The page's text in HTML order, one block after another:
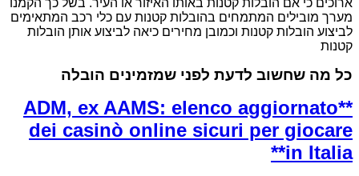
ארוכים כי אם הובלות קטנות באותו האיזור או העיר. בשל כך הקמנו
מערך מובילים המתמחים בהובלות קטנות עם כלי רכב המתאימים
לביצוע הובלות קטנות וכמובן מחירים כיאה לביצוע אותן הובלות
קטנות
כל מה שחשוב לדעת לפני שמזמינים הובלה
**ADM, ex AAMS: elenco aggiornato
dei casinò online sicuri per giocare
in Italia**